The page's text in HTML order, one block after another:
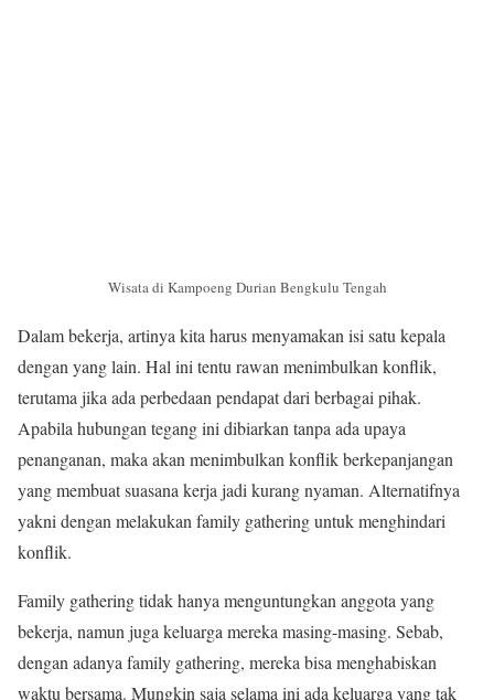
Wisata di Kampoeng Durian Bengkulu Tengah
Dalam bekerja, artinya kita harus menyamakan isi satu kepala
dengan yang lain. Hal ini tentu rawan menimbulkan konflik,
terutama jika ada perbedaan pendapat dari berbagai pihak.
Apabila hubungan tegang ini dibiarkan tanpa ada upaya
penanganan, maka akan menimbulkan konflik berkepanjangan
yang membuat suasana kerja jadi kurang nyaman. Alternatifnya
yakni dengan melakukan family gathering untuk menghindari
konflik.
Family gathering tidak hanya menguntungkan anggota yang
bekerja, namun juga keluarga mereka masing-masing. Sebab,
dengan adanya family gathering, mereka bisa menghabiskan
waktu bersama. Mungkin saja selama ini ada keluarga yang tak